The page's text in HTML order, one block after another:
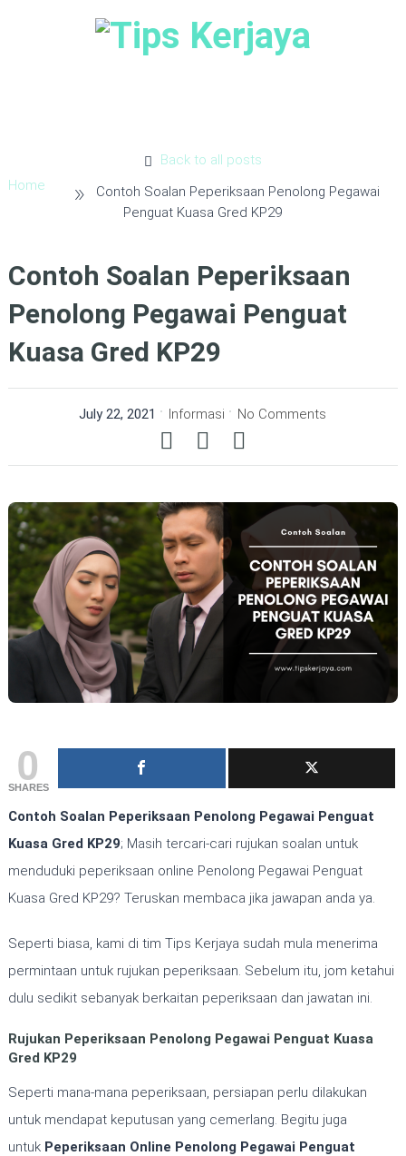
Back to all posts
Home
»
Contoh Soalan Peperiksaan Penolong Pegawai
Penguat Kuasa Gred KP29
Contoh Soalan Peperiksaan
Penolong Pegawai Penguat
Kuasa Gred KP29
July 22, 2021 Informasi No Comments
0
SHARES
Contoh Soalan Peperiksaan Penolong Pegawai Penguat
Kuasa Gred KP29; Masih tercari-cari rujukan soalan untuk
menduduki peperiksaan online Penolong Pegawai Penguat
Kuasa Gred KP29? Teruskan membaca jika jawapan anda ya.
Seperti biasa, kami di tim Tips Kerjaya sudah mula menerima
permintaan untuk rujukan peperiksaan. Sebelum itu, jom ketahui
dulu sedikit sebanyak berkaitan peperiksaan dan jawatan ini.
Rujukan Peperiksaan Penolong Pegawai Penguat Kuasa
Gred KP29
Seperti mana-mana peperiksaan, persiapan perlu dilakukan
untuk mendapat keputusan yang cemerlang. Begitu juga
untukPeperiksaan Online Penolong Pegawai Penguat